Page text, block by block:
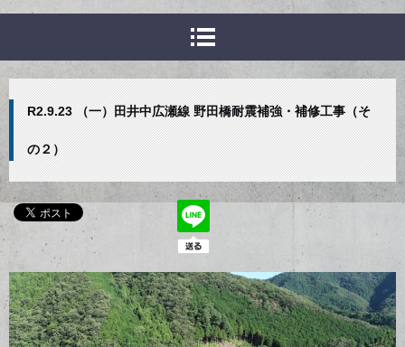
R2.9.23 （一）田井中広瀬線 野田橋耐震補強・補修工事（そ
の２）